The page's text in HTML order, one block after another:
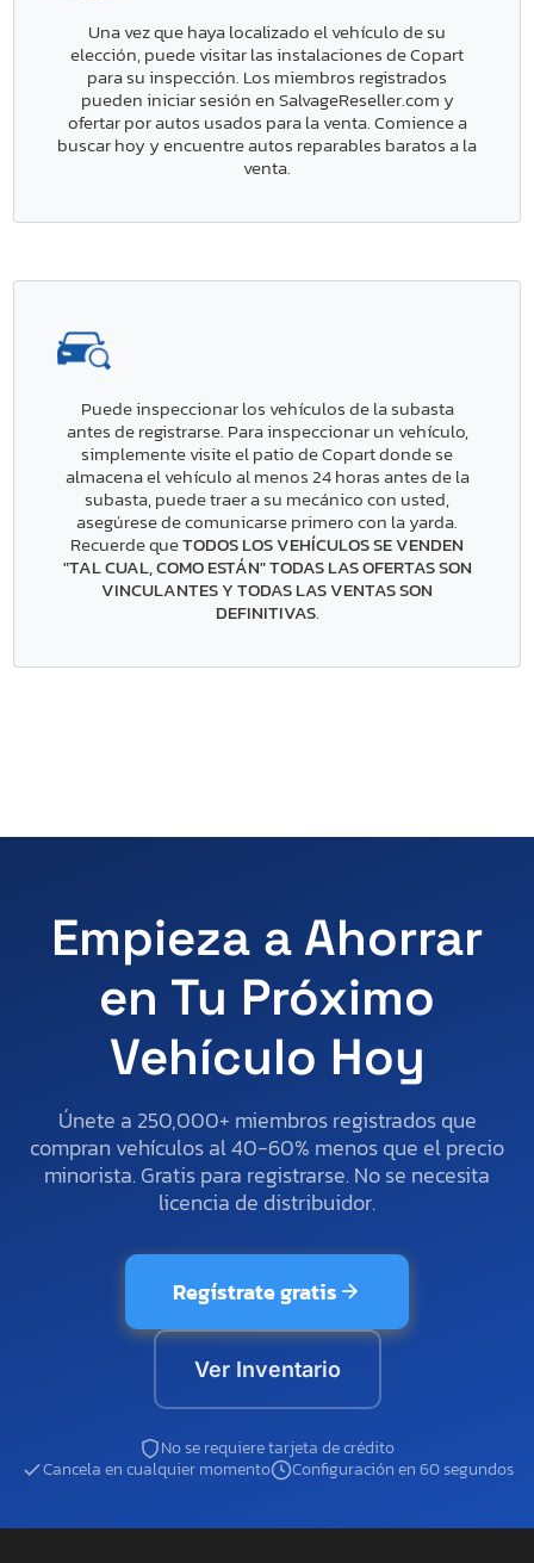
Una vez que haya localizado el vehículo de su
elección, puede visitar las instalaciones de Copart
para su inspección. Los miembros registrados
pueden iniciar sesión en SalvageReseller.com y
ofertar por autos usados para la venta. Comience a
buscar hoy y encuentre autos reparables baratos a la
venta.
Puede inspeccionar los vehículos de la subasta
antes de registrarse. Para inspeccionar un vehículo,
simplemente visite el patio de Copart donde se
almacena el vehículo al menos 24 horas antes de la
subasta, puede traer a su mecánico con usted,
asegúrese de comunicarse primero con la yarda.
Recuerde queTODOS LOS VEHÍCULOS SE VENDEN
"TAL CUAL, COMO ESTÁN" TODAS LAS OFERTAS SON
VINCULANTES Y TODAS LAS VENTAS SON
DEFINITIVAS.
Empieza a Ahorrar
en Tu Próximo
Vehículo Hoy
Únete a 250,000+ miembros registrados que
compran vehículos al 40-60% menos que el precio
minorista. Gratis para registrarse. No se necesita
licencia de distribuidor.
Regístrate gratis
Ver Inventario
No se requiere tarjeta de crédito
Cancela en cualquier momento
Configuración en 60 segundos